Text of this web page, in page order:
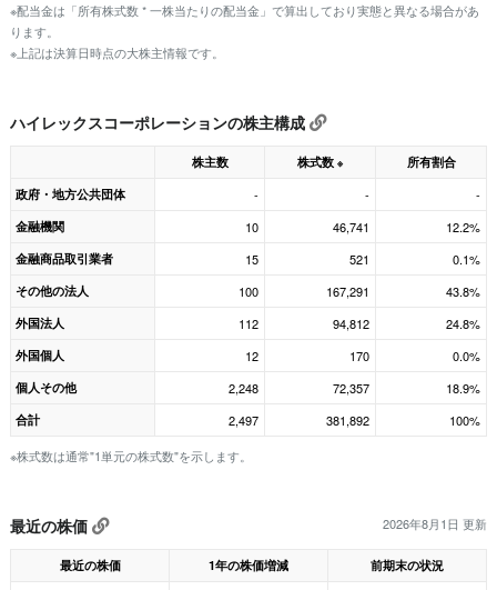
※配当金は「所有株式数 * 一株当たりの配当金」で算出しており実態と異なる場合があ
ります。
※上記は決算日時点の大株主情報です。
ハイレックスコーポレーションの株主構成
株主数 株式数 ※
所有割合
政府・地方公共団体
- - -
金融機関 10 46,741 12.2%
金融商品取引業者 15 521 0.1%
その他の法人 100 167,291 43.8%
外国法人 112 94,812 24.8%
外国個人 12 170 0.0%
個人その他 2,248 72,357 18.9%
合計 2,497 381,892
100%
※株式数は通常"1単元の株式数"を示します。
最近の株価 2026年8月1日 更新
最近の株価 1年の株価増減 前期末の状況